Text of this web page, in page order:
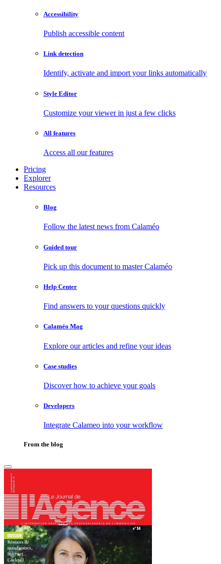
Accessibility
Publish accessible content
Link detection
Identify, activate and import your links automatically
Style Editor
Customize your viewer in just a few clicks
All features
Access all our features
Pricing
Explorer
Resources
Blog
Follow the latest news from Calaméo
Guided tour
Pick up this document to master Calaméo
Help Center
Find answers to your questions quickly
Calaméo Mag
Explore our articles and refine your ideas
Case studies
Discover how to achieve your goals
Developers
Integrate Calameo into your workflow
From the blog